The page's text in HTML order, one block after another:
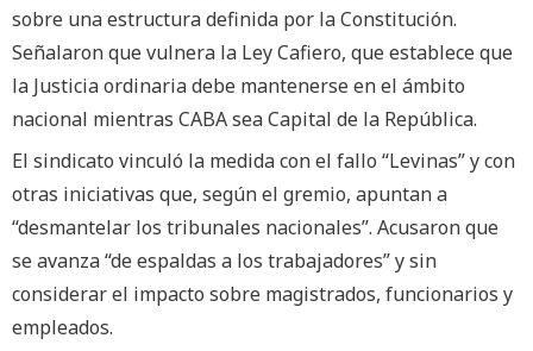
sobre una estructura definida por la Constitución.
Señalaron que vulnera la Ley Cafiero, que establece que
la Justicia ordinaria debe mantenerse en el ámbito
nacional mientras CABA sea Capital de la República.
El sindicato vinculó la medida con el fallo “Levinas” y con
otras iniciativas que, según el gremio, apuntan a
“desmantelar los tribunales nacionales”. Acusaron que
se avanza “de espaldas a los trabajadores” y sin
considerar el impacto sobre magistrados, funcionarios y
empleados.